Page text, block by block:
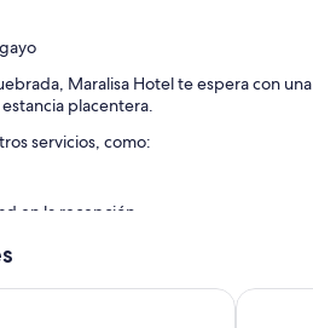
Maralisa Hotel te espera con una
placentera.
servicios, como:
en la recepción
Las